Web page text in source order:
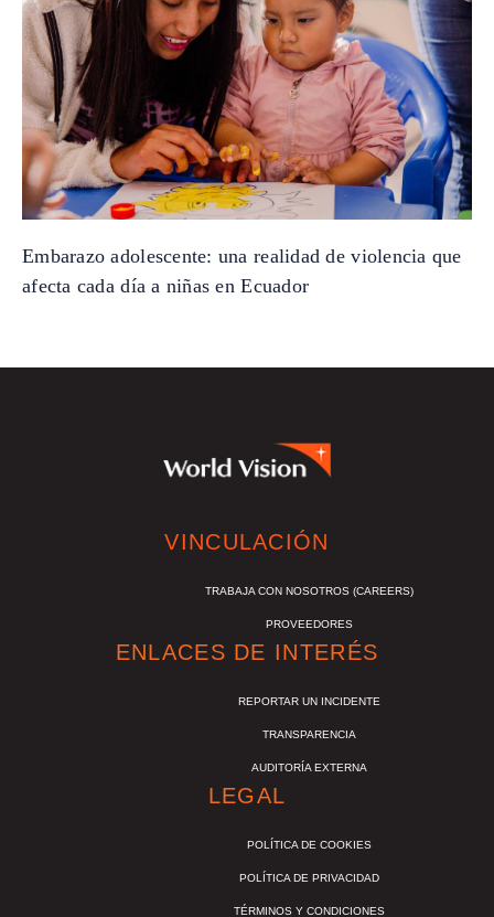
Embarazo adolescente: una realidad de violencia que
afecta cada día a niñas en Ecuador
VINCULACIÓN
TRABAJA CON NOSOTROS (CAREERS)
PROVEEDORES
ENLACES DE INTERÉS
REPORTAR UN INCIDENTE
TRANSPARENCIA
AUDITORÍA EXTERNA
LEGAL
POLÍTICA DE COOKIES
POLÍTICA DE PRIVACIDAD
TÉRMINOS Y CONDICIONES